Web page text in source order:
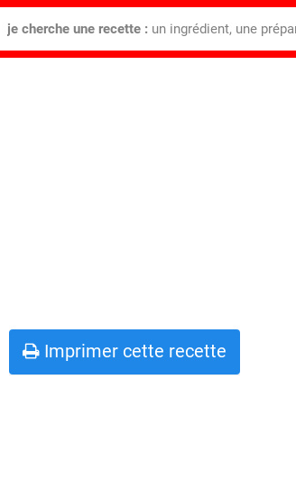
je cherche une recette : un ingrédient, une
Imprimer cette recette